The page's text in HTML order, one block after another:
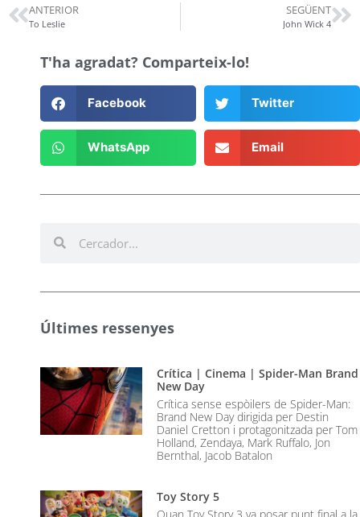
ANTERIOR
To Leslie
SEGÜENT
John Wick 4
T'ha agradat? Comparteix-lo!
Facebook Twitter
WhatsApp Email
Últimes ressenyes
Crítica | Cinema | Spider-Man Brand
New Day
Crítica sense espòilers de Spider-Man:
Brand New Day dirigida per Destin
Daniel Cretton i protagonitzada per Tom
Holland, Zendaya, Mark Ruffalo, Jon
Bernthal, Jacob Batalon
Toy Story 5